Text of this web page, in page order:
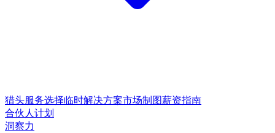
猎头服务选择临时解决方案市场制图薪资指南
合伙人计划
洞察力